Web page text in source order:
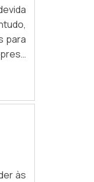
para
que
às